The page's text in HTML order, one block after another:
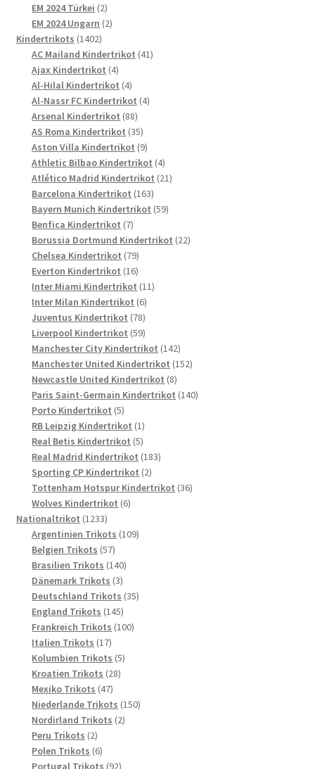
EM 2024 Türkei 22
Produkte
EM 2024 Ungarn 22
Kindertrikots 14021402
Produkte
AC Mailand Kindertrikot 4141
Ajax Kindertrikot 44
Produkte
Al-Hilal Kindertrikot 44
Produkte
Al-Nassr FC Kindertrikot 44
Arsenal Kindertrikot 8888
Produkte
AS Roma Kindertrikot 3535
Produkte
Aston Villa Kindertrikot 99
Produkte
Athletic Bilbao Kindertrikot 44
Produkte
Atlético Madrid Kindertrikot 2121
Barcelona Kindertrikot 163163
Produkte
Bayern Munich Kindertrikot 5959
Benfica Kindertrikot 77
Produkte
Borussia Dortmund Kindertrikot 2222
Chelsea Kindertrikot 7979
Produkte
Everton Kindertrikot 1616
Produkte
Inter Miami Kindertrikot 1111
Inter Milan Kindertrikot 66
Produkte
Juventus Kindertrikot 7878
Produkte
Liverpool Kindertrikot 5959
Produkte
Manchester City Kindertrikot 142142
Produkte
Manchester United Kindertrikot 152152
Newcastle United Kindertrikot 88
Produkte
Paris Saint-Germain Kindertrikot 140140
Porto Kindertrikot 55
Produkte
RB Leipzig Kindertrikot 11
Produkt
Real Betis Kindertrikot 55
Produkte
Real Madrid Kindertrikot 183183
Sporting CP Kindertrikot 22
Produkte
Tottenham Hotspur Kindertrikot 3636
Wolves Kindertrikot 66
Nationaltrikot 12331233
Produkte
Argentinien Trikots 109109
Belgien Trikots 5757
Produkte
Brasilien Trikots 140140
Dänemark Trikots 33
Produkte
Deutschland Trikots 3535
England Trikots 145145
Produkte
Frankreich Trikots 100100
Italien Trikots 1717
Produkte
Kolumbien Trikots 55
Kroatien Trikots 2828
Mexiko Trikots 4747
Produkte
Niederlande Trikots 150150
Nordirland Trikots 22
Peru Trikots 22
Produkte
Polen Trikots 66
Produkte
92